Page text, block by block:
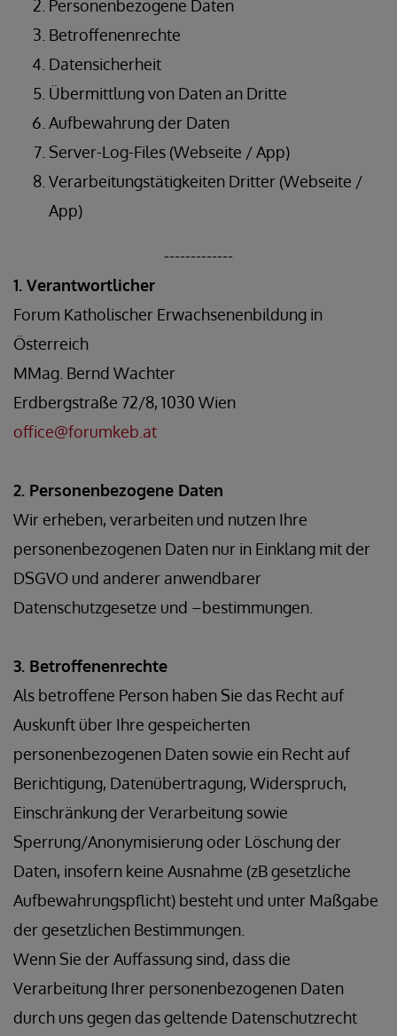
Personenbezogene Daten
Betroffenenrechte
Datensicherheit
Übermittlung von Daten an Dritte
Aufbewahrung der Daten
Server-Log-Files (Webseite / App)
Verarbeitungstätigkeiten Dritter (Webseite /
App)
-------------
1. Verantwortlicher
Forum Katholischer Erwachsenenbildung in
Österreich
MMag. Bernd Wachter
Erdbergstraße 72/8, 1030 Wien
office@forumkeb.at
2. Personenbezogene Daten
Wir erheben, verarbeiten und nutzen Ihre
personenbezogenen Daten nur in Einklang mit der
DSGVO und anderer anwendbarer
Datenschutzgesetze und –bestimmungen.
3. Betroffenenrechte
Als betroffene Person haben Sie das Recht auf
Auskunft über Ihre gespeicherten
personenbezogenen Daten sowie ein Recht auf
Berichtigung, Datenübertragung, Widerspruch,
Einschränkung der Verarbeitung sowie
Sperrung/Anonymisierung oder Löschung der
Daten, insofern keine Ausnahme (zB gesetzliche
Aufbewahrungspflicht) besteht und unter Maßgabe
der gesetzlichen Bestimmungen.
Wenn Sie der Auffassung sind, dass die
Verarbeitung Ihrer personenbezogenen Daten
durch uns gegen das geltende Datenschutzrecht